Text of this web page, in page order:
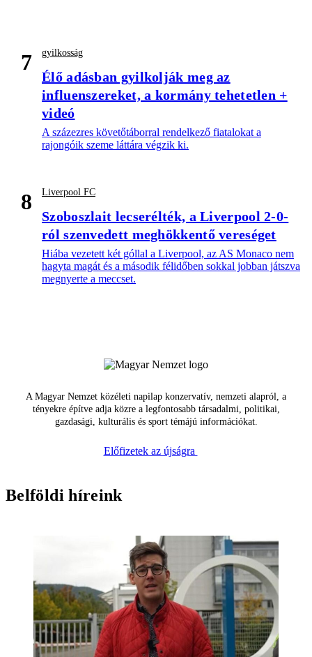
7 gyilkosság
Élő adásban gyilkolják meg az
influenszereket, a kormány tehetetlen +
videó
A százezres követőtáborral rendelkező fiatalokat a
rajongóik szeme láttára végzik ki.
8 Liverpool FC
Szoboszlait lecserélték, a Liverpool 2-0-
ról szenvedett meghökkentő vereséget
Hiába vezetett két góllal a Liverpool, az AS Monaco nem
hagyta magát és a második félidőben sokkal jobban játszva
megnyerte a meccset.
A Magyar Nemzet közéleti napilap konzervatív, nemzeti alapról, a
tényekre építve adja közre a legfontosabb társadalmi, politikai,
gazdasági, kulturális és sport témájú információkat.
Előfizetek az újságra
Belföldi híreink